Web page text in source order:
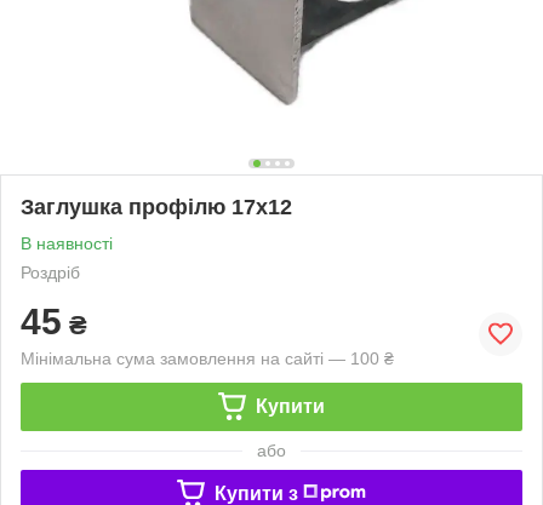
Заглушка профілю 17х12
В наявності
Роздріб
45 ₴
Мінімальна сума замовлення на сайті — 100 ₴
Купити
або
Купити з